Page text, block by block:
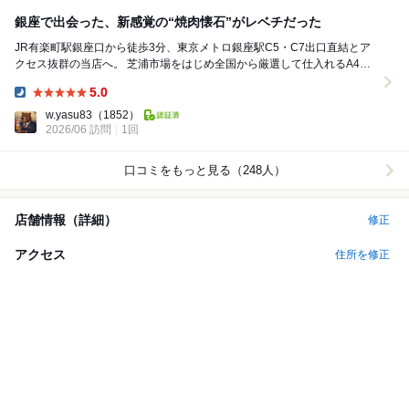
銀座で出会った、新感覚の“焼肉懐石”がレベチだった
JR有楽町駅銀座口から徒歩3分、東京メトロ銀座駅C5・C7出口直結とア
クセス抜群の当店へ。 芝浦市場をはじめ全国から厳選して仕入れるA4・
5.0
w.yasu83 （1852）
2026/06 訪問
1回
口コミをもっと見る（248人）
店舗情報（詳細） 修正
アクセス 住所を修正